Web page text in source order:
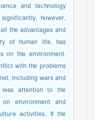
and technology
however,
the advantages and
of human life, has
on the environment.
with the problems
including wars and
less attention to the
environment and
activities. If the